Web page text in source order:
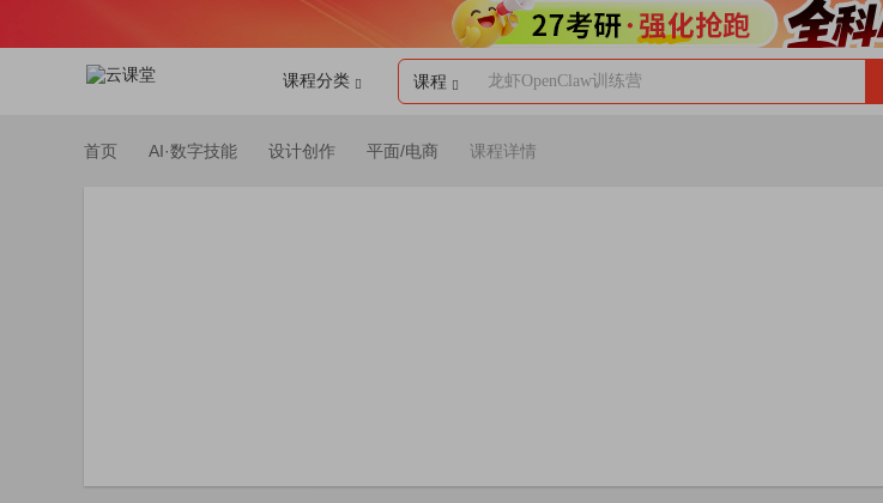
课程分类 课程 龙虾OpenClaw训练营
首页 AI·数字技能 设计创作 平面/电商 课程详情